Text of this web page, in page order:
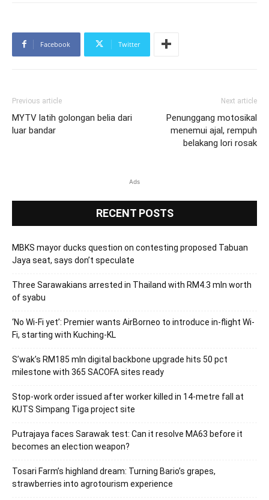
Facebook Twitter
Previous article
MYTV latih golongan belia dari
luar bandar
Next article
Penunggang motosikal
menemui ajal, rempuh
belakang lori rosak
Ads
RECENT POSTS
MBKS mayor ducks question on contesting proposed Tabuan
Jaya seat, says don’t speculate
Three Sarawakians arrested in Thailand with RM4.3 mln worth
of syabu
‘No Wi-Fi yet’: Premier wants AirBorneo to introduce in-flight Wi-
Fi, starting with Kuching-KL
S’wak’s RM185 mln digital backbone upgrade hits 50 pct
milestone with 365 SACOFA sites ready
Stop-work order issued after worker killed in 14-metre fall at
KUTS Simpang Tiga project site
Putrajaya faces Sarawak test: Can it resolve MA63 before it
becomes an election weapon?
Tosari Farm’s highland dream: Turning Bario’s grapes,
strawberries into agrotourism experience